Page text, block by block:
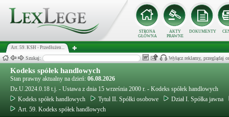
STRONA
GŁÓWNA
AKTY
PRAWNE
DOKUMENTY
Art. 59. KSH - Przedłużen...
Szukaj: Wyłącz reklamy, przeglądaj
Kodeks spółek handlowych
Stan prawny aktualny na dzień: 06.08.2026
Dz.U.2024.0.18 t.j. - Ustawa z dnia 15 września 2000 r. - Kodeks spółek handlowych
Kodeks spółek handlowych
Tytuł II. Spółki osobowe
Dział I. Spółka jawna
Art. 59. Kodeks spółek handlowych